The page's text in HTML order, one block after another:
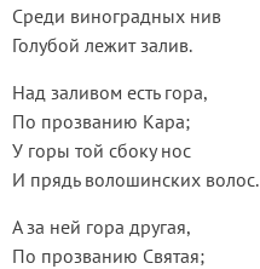
Среди виноградных нив
Голубой лежит залив.
Над заливом есть гора,
По прозванию Кара;
У горы той сбоку нос
И прядь волошинских волос.
А за ней гора другая,
По прозванию Святая;